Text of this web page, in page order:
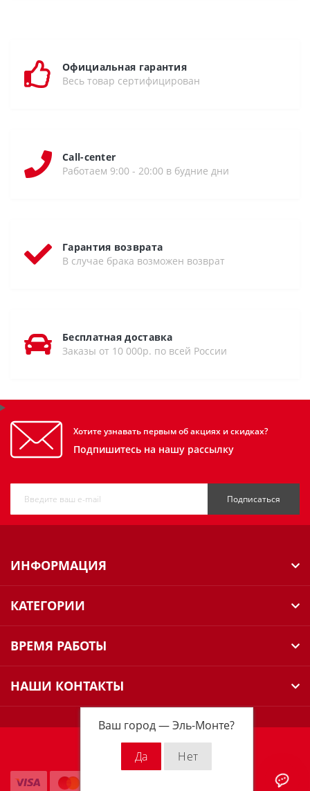
Ваш город —Эль-Монте?
Официальная гарантия
Весь товар сертифицирован
Call-center
Работаем 9:00 - 20:00 в будние дни
Гарантия возврата
В случае брака возможен возврат
Бесплатная доставка
Заказы от 10 000р. по всей России
Хотите узнавать первым об акциях и скидках?
Подпишитесь на нашу рассылку
Подписаться
ИНФОРМАЦИЯ
КАТЕГОРИИ
ВРЕМЯ РАБОТЫ
НАШИ КОНТАКТЫ
Milwaukee Russia © 2026